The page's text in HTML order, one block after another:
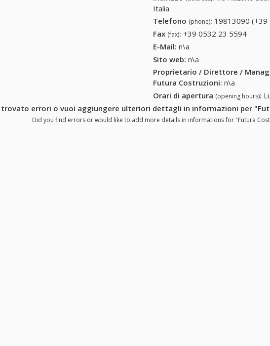
Italia
Telefono (phone): 19813090
Fax (fax): +39 0532 23 5594
E-Mail: n\a
Sito web: n\a
Proprietario / Direttore /
Futura Costruzioni: n\a
Orari di apertura (opening hours):
trovato errori o vuoi aggiungere ulteriori dettagli in informazioni per
Did you find errors or would like to add more details in informations for "Futura